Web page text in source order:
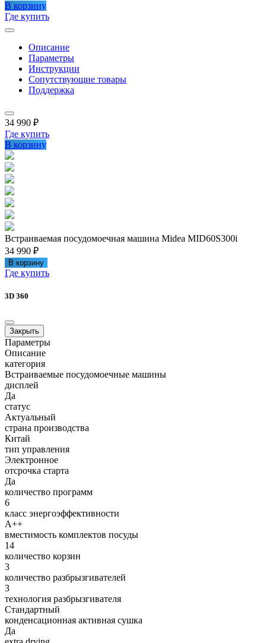
В корзину
Где купить
Описание
Параметры
Инструкции
Сопутствующие товары
Поддержка
34 990 ₽
Где купить
В корзину
Встраиваемая посудомоечная машина Midea MID60S300i
34 990 ₽
В корзину
Где купить
3D 360
Закрыть
Параметры
Описание
категория
Встраиваемые посудомоечные машины
дисплей
Да
статус
Актуальный
страна производства
Китай
тип управления
Электронное
отсрочка старта
Да
количество программ
6
класс энергоэффективности
A++
вместимость комплектов посуды
14
количество корзин
3
количество разбрызгивателей
3
технология разбрызгивателя
Стандартный
конденсационная активная сушка
Да